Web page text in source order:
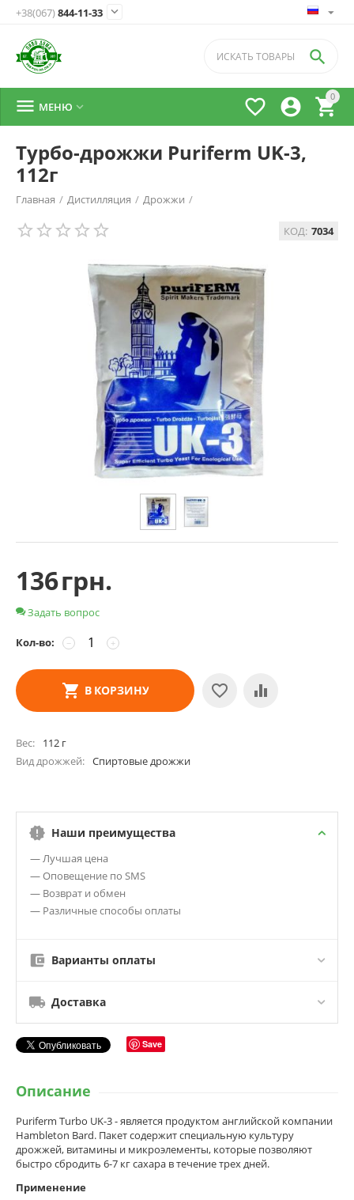
+38(067)844-11-33 
0




 МЕНЮ 
Турбо-дрожжи Puriferm UK-3,
112г
Главная / Дистилляция / Дрожжи /
КОД: 7034
136грн.
Задать вопрос
Кол-во: +
−
В КОРЗИНУ
Вес
112 г
Вид дрожжей
Спиртовые дрожжи
Наши преимущества
— Лучшая цена
— Оповещение по SMS
— Возврат и обмен
— Различные способы оплаты
Варианты оплаты
Доставка
Save
Описание
Puriferm Turbo UK-3 - является продуктом английской компании
Hambleton Bard. Пакет содержит специальную культуру
дрожжей, витамины и микроэлементы, которые позволяют
быстро сбродить 6-7 кг сахара в течение трех дней.
Применение